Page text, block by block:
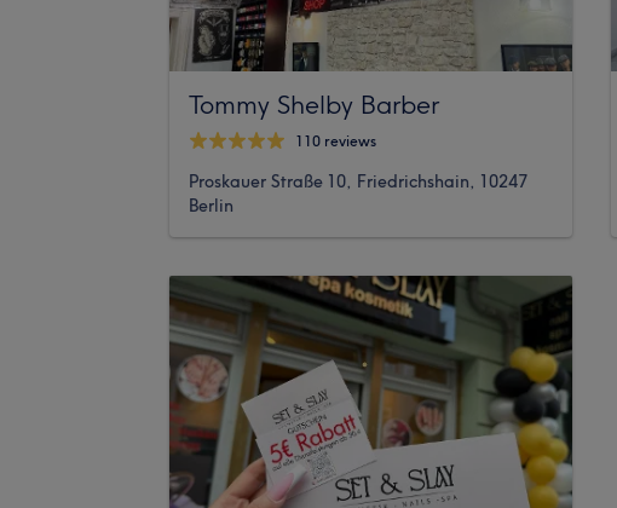
Tommy Shelby Barber
110 reviews
Proskauer Straße 10, Friedrichshain, 10247
Berlin